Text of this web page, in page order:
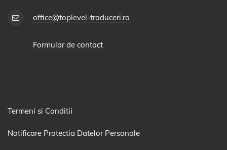
office@toplevel-traduceri.ro
Formular de contact
Termeni si Conditii
Notificare Protectia Datelor Personale